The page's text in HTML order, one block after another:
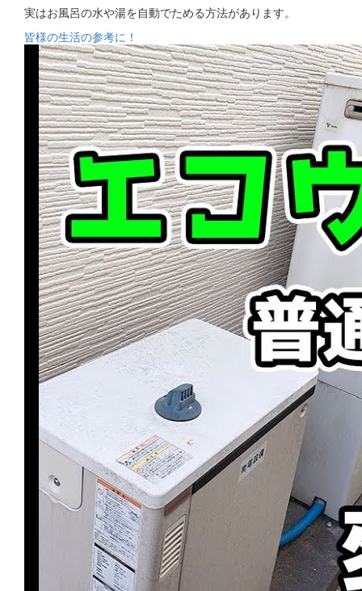
実はお風呂の水や湯を自動でためる方法があります。
皆様の生活の参考に！